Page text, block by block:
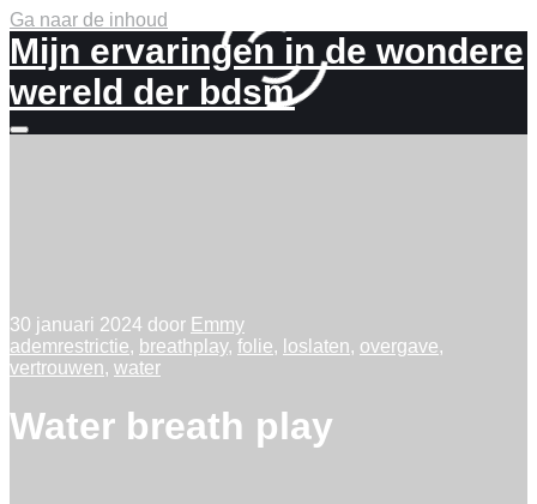
Ga naar de inhoud
Mijn ervaringen in de wondere
wereld der bdsm
Meer
30 januari 2024 door Emmy
ademrestrictie, breathplay, folie, loslaten, overgave,
vertrouwen, water
Water breath play